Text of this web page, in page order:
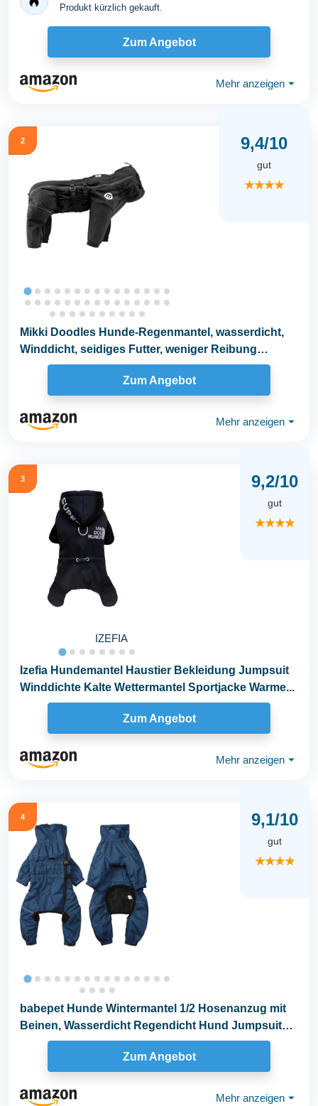
Produkt kürzlich gekauft.
Zum Angebot
Mehr anzeigen ⏷
2 9,4/10
gut
★★★★
Mikki Doodles Hunde-Regenmantel, wasserdicht,
Winddicht, seidiges Futter, weniger Reibung
bedeutet...
Zum Angebot
Mehr anzeigen ⏷
3
IZEFIA
9,2/10
gut
★★★★
Izefia Hundemantel Haustier Bekleidung Jumpsuit
Winddichte Kalte Wettermantel Sportjacke Warme...
Zum Angebot
Mehr anzeigen ⏷
4 9,1/10
gut
★★★★
babepet Hunde Wintermantel 1/2 Hosenanzug mit
Beinen, Wasserdicht Regendicht Hund Jumpsuit
Zum Angebot
Mehr anzeigen ⏷